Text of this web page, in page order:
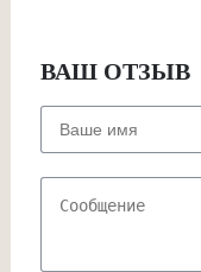
ВАШ ОТЗЫВ